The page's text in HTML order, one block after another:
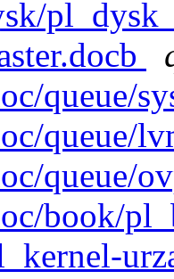
queue/
queue/
queue/
book/